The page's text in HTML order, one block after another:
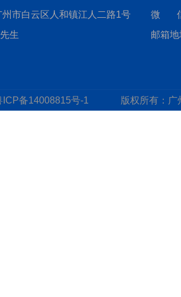
市白云区人和镇江人二路1号
生
微 信
邮箱
ICP备14008815号-1 版权所有： 广